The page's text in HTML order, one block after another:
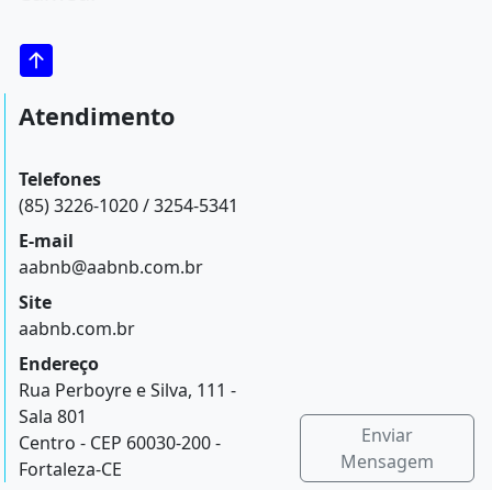
Atendimento
Telefones
(85) 3226-1020 / 3254-5341
E-mail
aabnb@aabnb.com.br
Site
aabnb.com.br
Endereço
Rua Perboyre e Silva, 111 -
Sala 801
Centro - CEP 60030-200 -
Fortaleza-CE
Enviar
Mensagem